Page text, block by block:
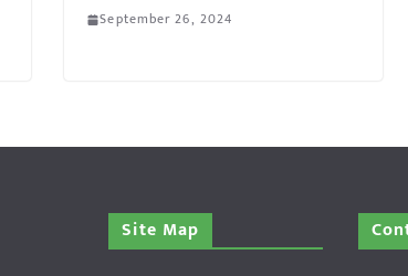
September 26, 2024
Site Map